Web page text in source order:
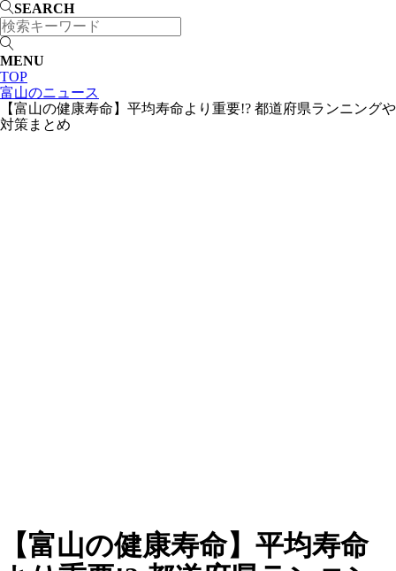
SEARCH
MENU
TOP
富山のニュース
【富山の健康寿命】平均寿命より重要!? 都道府県ランニングや
対策まとめ
【富山の健康寿命】平均寿命